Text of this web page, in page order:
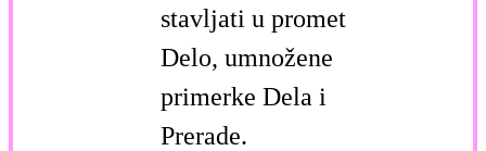
stavljati u promet
Delo, umnožene
primerke Dela i
Prerade.